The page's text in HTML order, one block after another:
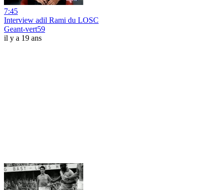
7:45
Interview adil Rami du LOSC
Geant-vert59
il y a 19 ans